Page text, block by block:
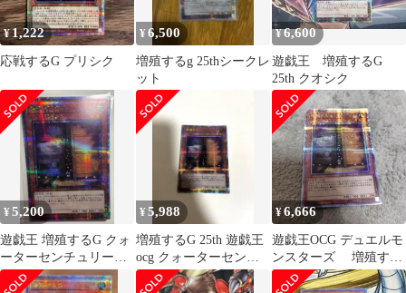
¥1,222
応戦するG プリシク
¥6,500
増殖するg 25thシークレ
ット
¥6,600
遊戯王 増殖するG
25th クオシク
¥5,200
遊戯王 増殖するG クォ
ーターセンチュリーシ
ークレット 25th
¥5,988
増殖するG 25th 遊戯王
ocg クォーターセンチ
ュリー
¥6,666
遊戯王OCG デュエルモ
ンスターズ 増殖する
G 25thシークレットレ